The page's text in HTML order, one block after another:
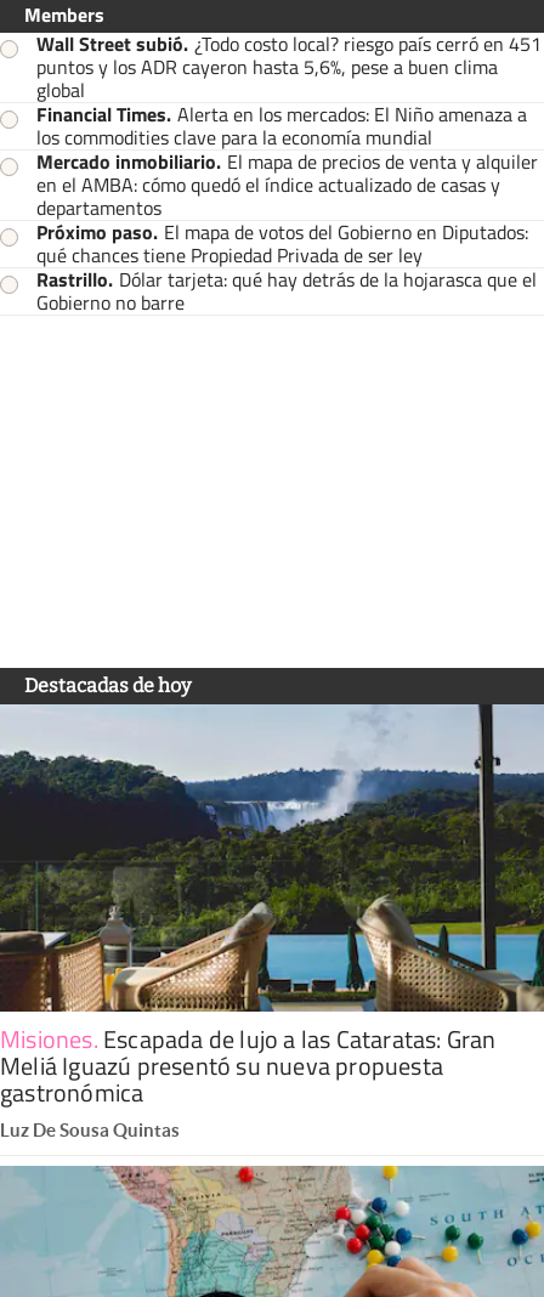
Members
Wall Street subió. ¿Todo costo local? riesgo país cerró en 451
puntos y los ADR cayeron hasta 5,6%, pese a buen clima
global
Financial Times. Alerta en los mercados: El Niño amenaza a
los commodities clave para la economía mundial
Mercado inmobiliario. El mapa de precios de venta y alquiler
en el AMBA: cómo quedó el índice actualizado de casas y
departamentos
Próximo paso. El mapa de votos del Gobierno en Diputados:
qué chances tiene Propiedad Privada de ser ley
Rastrillo. Dólar tarjeta: qué hay detrás de la hojarasca que el
Gobierno no barre
Destacadas de hoy
Misiones.Escapada de lujo a las Cataratas: Gran
Meliá Iguazú presentó su nueva propuesta
gastronómica
Luz De Sousa Quintas